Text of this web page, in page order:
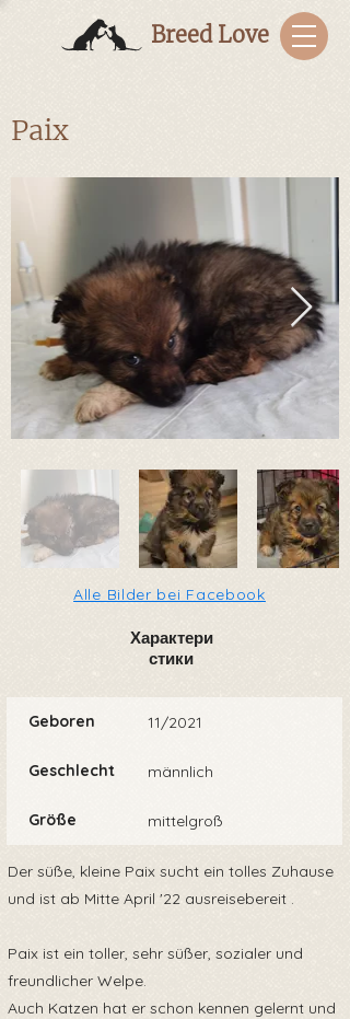
Breed Love
Paix
Alle Bilder bei Facebook
Характери
стики
Geboren 11/2021
Geschlecht männlich
Größe mittelgroß
Der süße, kleine Paix sucht ein tolles Zuhause
und ist ab Mitte April '22 ausreisebereit .
Paix ist ein toller, sehr süßer, sozialer und
freundlicher Welpe.
Auch Katzen hat er schon kennen gelernt und